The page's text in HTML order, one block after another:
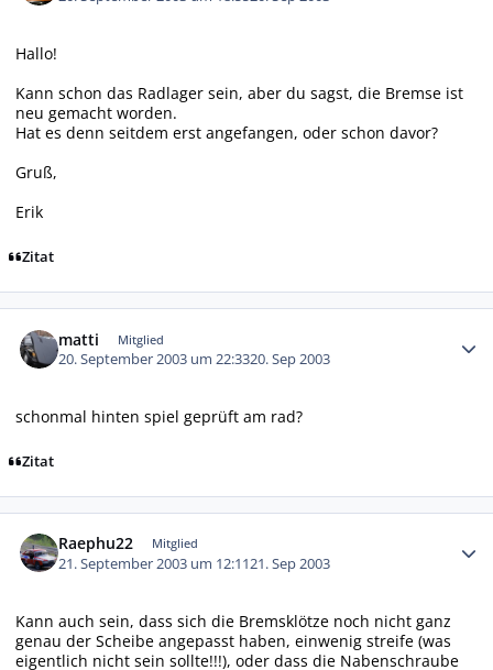
Hallo!
Kann schon das Radlager sein, aber du sagst, die Bremse ist
neu gemacht worden.
Hat es denn seitdem erst angefangen, oder schon davor?
Gruß,
Erik
Zitat
matti Mitglied
20. September 2003 um 22:3320. Sep 2003
schonmal hinten spiel geprüft am rad?
Zitat
Raephu22 Mitglied
21. September 2003 um 12:1121. Sep 2003
Kann auch sein, dass sich die Bremsklötze noch nicht ganz
genau der Scheibe angepasst haben, einwenig streife (was
eigentlich nicht sein sollte!!!), oder dass die Nabenschraube